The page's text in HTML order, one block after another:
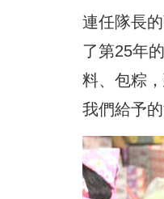
連任隊長
了第25年
料、包粽
我們給予